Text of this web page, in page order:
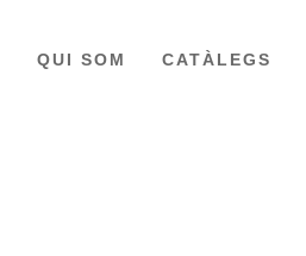
QUI SOM CATÀLEGS